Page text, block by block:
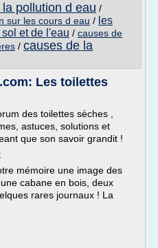
pollution d eau /
sur les cours d eau / les
et de l'eau / causes de
/ causes de la
Les toilettes
des toilettes sèches ,
astuces, solutions et
que son savoir grandit !
mémoire une image des
cabane en bois, deux
rares journaux ! La